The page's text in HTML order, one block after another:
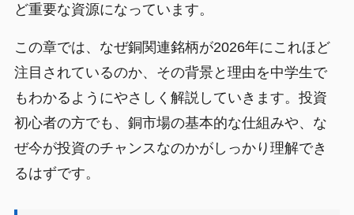
ど重要な資源になっています。
この章では、なぜ銅関連銘柄が2026年にこれほど
注目されているのか、その背景と理由を中学生で
もわかるようにやさしく解説していきます。投資
初心者の方でも、銅市場の基本的な仕組みや、な
ぜ今が投資のチャンスなのかがしっかり理解でき
るはずです。